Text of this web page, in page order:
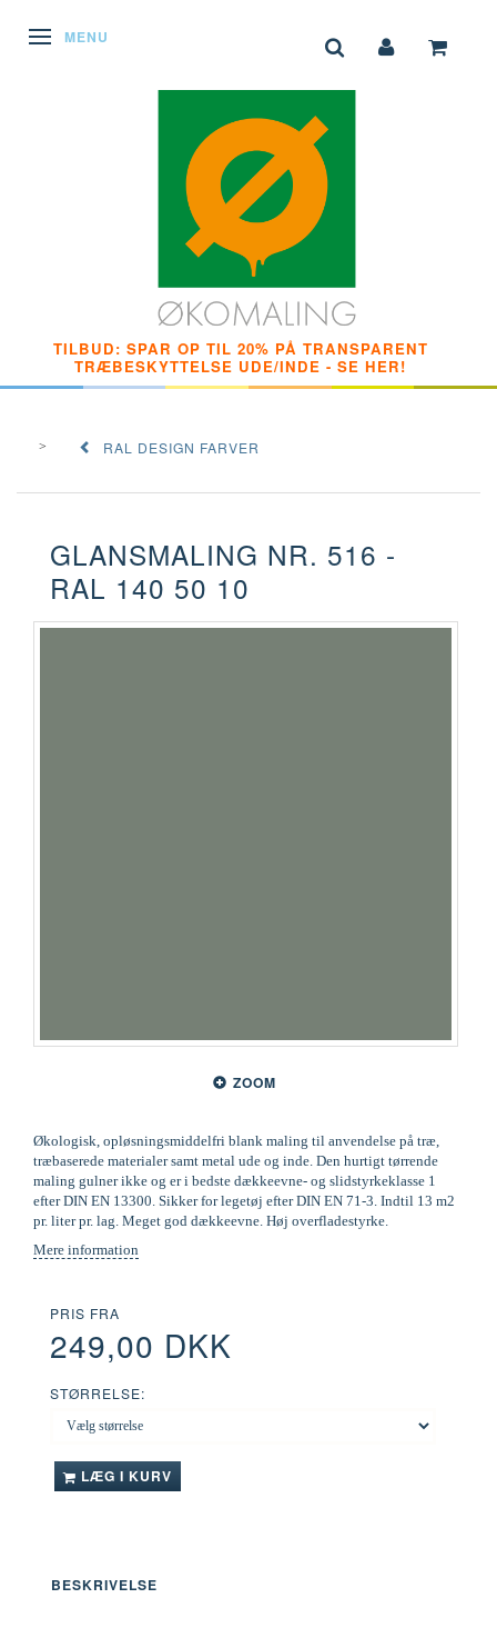
SKIFTE NAVIGATION
MENU
TILBUD: SPAR OP TIL 20% PÅ TRANSPARENT
TRÆBESKYTTELSE UDE/INDE - SE HER!
RAL DESIGN FARVER
GLANSMALING NR. 516 -
RAL 140 50 10
ZOOM
Økologisk, opløsningsmiddelfri blank maling til anvendelse på træ,
træbaserede materialer samt metal ude og inde. Den hurtigt tørrende
maling gulner ikke og er i bedste dækkeevne- og slidstyrkeklasse 1
efter DIN EN 13300. Sikker for legetøj efter DIN EN 71-3. Indtil 13 m2
pr. liter pr. lag. Meget god dækkeevne. Høj overfladestyrke.
Mere information
PRIS FRA
249,00 DKK
STØRRELSE:
LÆG I KURV
BESKRIVELSE